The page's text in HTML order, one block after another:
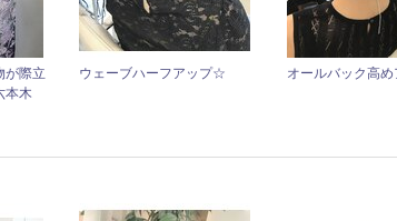
が際立
本木
ウェーブハーフアップ☆ オールバック高め